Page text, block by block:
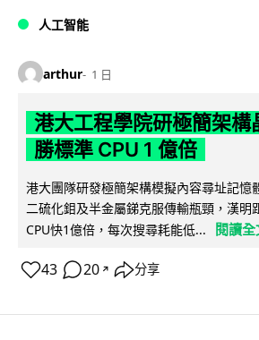
人工智能
arthur 1 日
港大工程學院研極簡架構
勝標準 CPU 1 億倍
港大團隊研發極簡架構模擬內容尋址記憶
二硫化鉬及半金屬銻克服傳輸瓶頸，漢明
CPU快1億倍，每次搜尋耗能低...
閱讀全
43 20 ↗ 分享